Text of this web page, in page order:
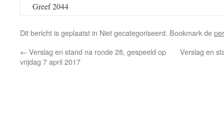
Greef 2044
Dit bericht is geplaatst in Niet gecategoriseerd. Bookmark de
← Verslag en stand na ronde 28, gespeeld op
vrijdag 7 april 2017
Verslag en